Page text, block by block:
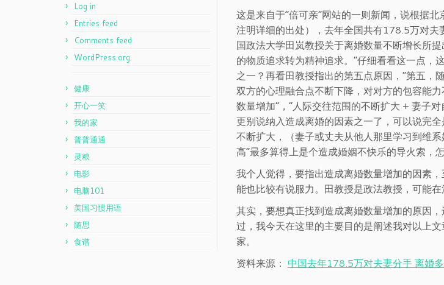
Log in
Entries feed
Comments feed
WordPress.org
健康
开心一笑
我的家
普普通通
灵粮
电影
电脑101
美国习惯用语
随思
食谱
这是来自于“倍可亲”网站的一则新闻，说根据
注明详细的出处），去年全国共有178.5万对
国政法大学田岚教授关于离婚数量不断增长所
的物质追求转为精神追求。”仔细看看这一点，
之一？再看田教授指出的第五点原因，“第五
双方的心理融合点不断下降，对对方的包容能
数量增加”，“人际交往范围的不断扩大 + 妻子
更别说纳入造成离婚的因素之一了，可以说完
不断扩大，（妻子或丈夫从他人那里学习到维
高”最多算得上是个造成婚姻不快乐的导火索，
我个人觉得，要指出造成离婚数量增加的因素
能也比较有说服力。田教授是政法教授，可能在
其实，要想真正找到造成离婚数量增加的原因
过，我今天在这里的主要目的是阐述我对以上
家。
资料来源： 中国去年178.5万对夫妻分手 离婚